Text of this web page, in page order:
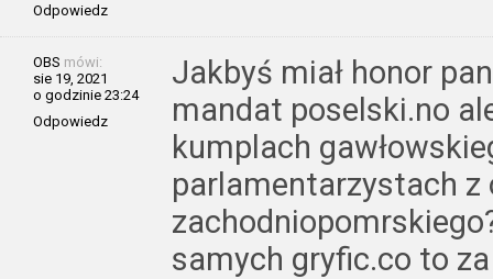
Odpowiedz
OBS mówi:
sie 19, 2021
o godzinie 23:24
Odpowiedz
Jakbyś miał honor
mandat poselski.no
kumplach
parlamentarzystach z
samych gryfic.co to